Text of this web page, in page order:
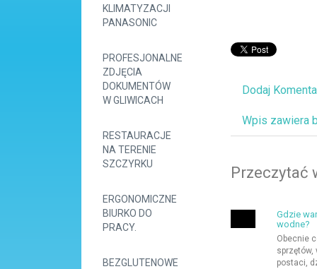
KLIMATYZACJI
PANASONIC
PROFESJONALNE
ZDJĘCIA
DOKUMENTÓW
W GLIWICACH
RESTAURACJE
NA TERENIE
SZCZYRKU
ERGONOMICZNE
BIURKO DO
PRACY.
BEZGLUTENOWE
Dodaj
Wpis zawiera
Przeczytać
Gdzie
wodne?
Obecnie
postaci,